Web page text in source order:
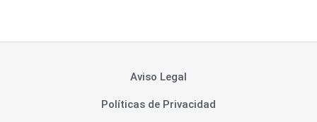
Aviso Legal
Políticas de Privacidad